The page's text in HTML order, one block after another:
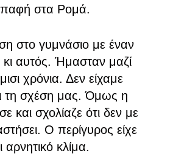
στα Ρομά.
στο γυμνάσιο με έναν
αυτός. Ήμασταν μαζί
χρόνια. Δεν είχαμε
τη σχέση μας. Όμως η
και σχολίαζε ότι δεν με
Ο περίγυρος είχε
αρνητικό κλίμα.